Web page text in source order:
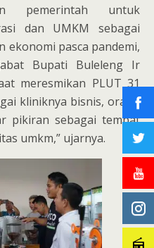
pemerintah untuk
dan UMKM sebagai
ekonomi pasca pandemi,
Bupati Buleleng Ir
meresmikan PLUT 31
kliniknya bisnis, orang
pikiran sebagai tempat
umkm,” ujarnya.